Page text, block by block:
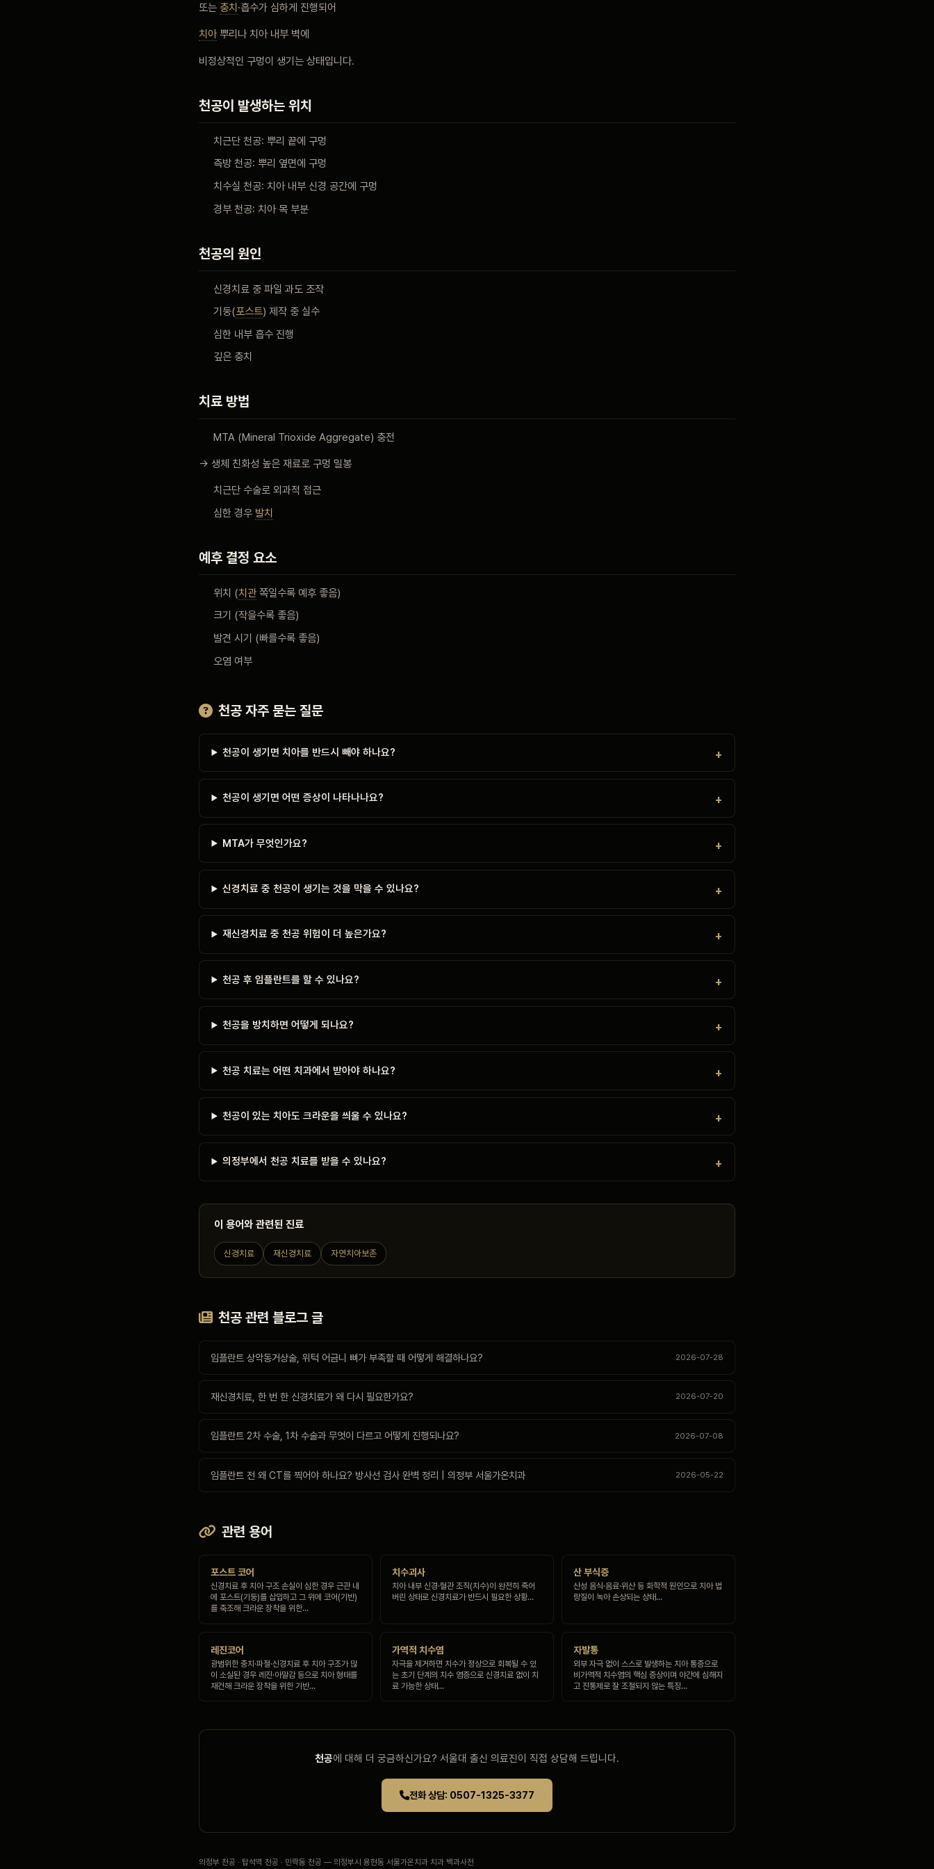
회원가입 / 로그인
또는 충치 ·흡수가 심하게 진행되어
치아뿌리나 치아 내부 벽에
비정상적인 구멍이 생기는 상태입니다.
천공이 발생하는 위치
치근단 천공: 뿌리 끝에 구멍
측방 천공: 뿌리 옆면에 구멍
치수실 천공: 치아 내부 신경 공간에 구멍
경부 천공: 치아 목 부분
천공의 원인
신경치료 중 파일 과도 조작
기둥(포스트) 제작 중 실수
심한 내부 흡수 진행
깊은 충치
치료 방법
MTA (Mineral Trioxide Aggregate) 충전
→ 생체 친화성 높은 재료로 구멍 밀봉
치근단 수술로 외과적 접근
심한 경우 발치
예후 결정 요소
위치 (치관쪽일수록 예후 좋음)
크기 (작을수록 좋음)
발견 시기 (빠를수록 좋음)
오염 여부
천공 자주 묻는 질문
천공이 생기면 치아를 반드시 빼야 하나요?
천공이 생기면 어떤 증상이 나타나나요?
MTA가 무엇인가요?
신경치료 중 천공이 생기는 것을 막을 수 있나요?
재신경치료 중 천공 위험이 더 높은가요?
천공 후 임플란트를 할 수 있나요?
천공을 방치하면 어떻게 되나요?
천공 치료는 어떤 치과에서 받아야 하나요?
천공이 있는 치아도 크라운을 씌울 수 있나요?
의정부에서 천공 치료를 받을 수 있나요?
이 용어와 관련된 진료
신경치료 재신경치료 자연치아보존
천공 관련 블로그 글
임플란트 상악동거상술, 위턱 어금니 뼈가 부족할 때 어떻게 해결하나요? 2026-07-28
재신경치료, 한 번 한 신경치료가 왜 다시 필요한가요? 2026-07-20
임플란트 2차 수술, 1차 수술과 무엇이 다르고 어떻게 진행되나요? 2026-07-08
임플란트 전 왜 CT를 찍어야 하나요? 방사선 검사 완벽 정리 | 의정부 서울가온치과 2026-05-22
관련 용어
포스트 코어
신경치료 후 치아 구조 손실이 심한 경우 근관 내
에 포스트(기둥)를 삽입하고 그 위에 코어(기반)
를 축조해 크라운 장착을 위한…
치수괴사
치아 내부 신경·혈관 조직(치수)이 완전히 죽어
버린 상태로 신경치료가 반드시 필요한 상황…
산 부식증
산성 음식·음료·위산 등 화학적 원인으로 치아 법
랑질이 녹아 손상되는 상태…
레진코어
광범위한 충치·파절·신경치료 후 치아 구조가 많
이 소실된 경우 레진·아말감 등으로 치아 형태를
재건해 크라운 장착을 위한 기반…
가역적 치수염
자극을 제거하면 치수가 정상으로 회복될 수 있
는 초기 단계의 치수 염증으로 신경치료 없이 치
료 가능한 상태…
자발통
외부 자극 없이 스스로 발생하는 치아 통증으로
비가역적 치수염의 핵심 증상이며 야간에 심해지
고 진통제로 잘 조절되지 않는 특징…
천공에 대해 더 궁금하신가요? 서울대 출신 의료진이 직접 상담해 드립니다.
전화 상담: 0507-1325-3377
의정부 천공 · 탑석역 천공 · 민락동 천공 — 의정부시 용현동 서울가온치과 치과 백과사전